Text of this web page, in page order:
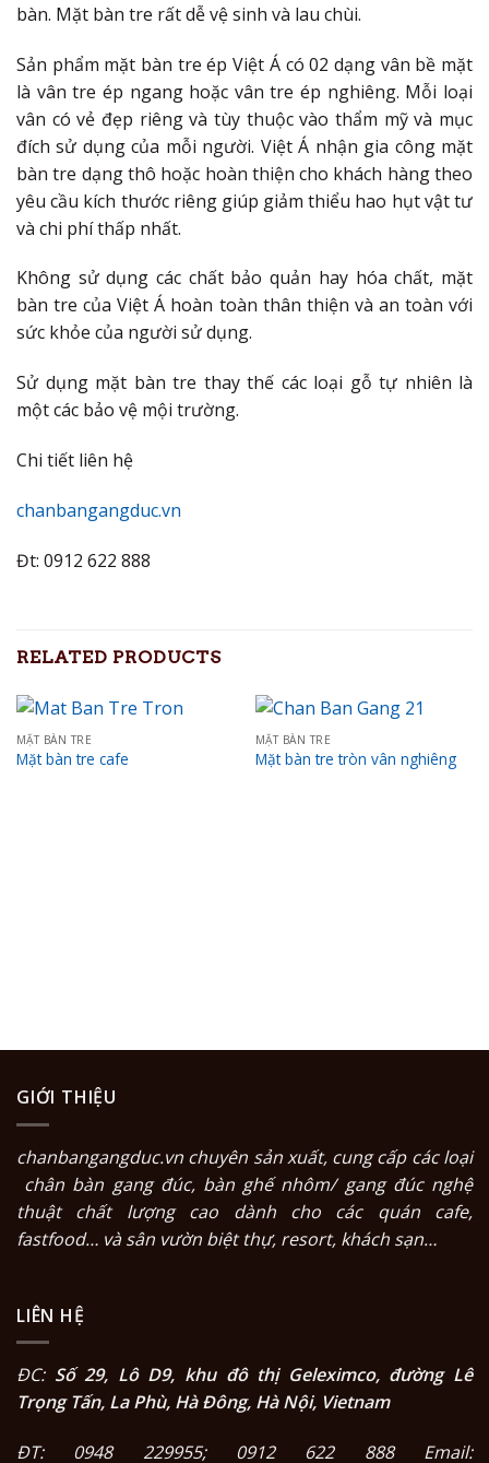
bàn. Mặt bàn tre rất dễ vệ sinh và lau chùi.
Sản phẩm mặt bàn tre ép Việt Á có 02 dạng vân bề mặt
là vân tre ép ngang hoặc vân tre ép nghiêng. Mỗi loại
vân có vẻ đẹp riêng và tùy thuộc vào thẩm mỹ và mục
đích sử dụng của mỗi người. Việt Á nhận gia công mặt
bàn tre dạng thô hoặc hoàn thiện cho khách hàng theo
yêu cầu kích thước riêng giúp giảm thiểu hao hụt vật tư
và chi phí thấp nhất.
Không sử dụng các chất bảo quản hay hóa chất, mặt
bàn tre của Việt Á hoàn toàn thân thiện và an toàn với
sức khỏe của người sử dụng.
Sử dụng mặt bàn tre thay thế các loại gỗ tự nhiên là
một các bảo vệ mội trường.
Chi tiết liên hệ
chanbangangduc.vn
Đt: 0912 622 888
RELATED PRODUCTS
MẶT BÀN TRE
Mặt bàn tre cafe
MẶT BÀN TRE
Mặt bàn tre tròn vân nghiêng
GIỚI THIỆU
chanbangangduc.vn chuyên sản xuất, cung cấp các loại
chân bàn gang đúc, bàn ghế nhôm/ gang đúc nghệ
thuậtchất lượng cao dành cho các quán cafe,
fastfood… và sân vườn biệt thự, resort, khách sạn…
LIÊN HỆ
ĐC: Số 29, Lô D9, khu đô thị Geleximco, đường Lê
Trọng Tấn, La Phù, Hà Đông, Hà Nội, Vietnam
ĐT: 0948 229955; 0912 622 888 Email: